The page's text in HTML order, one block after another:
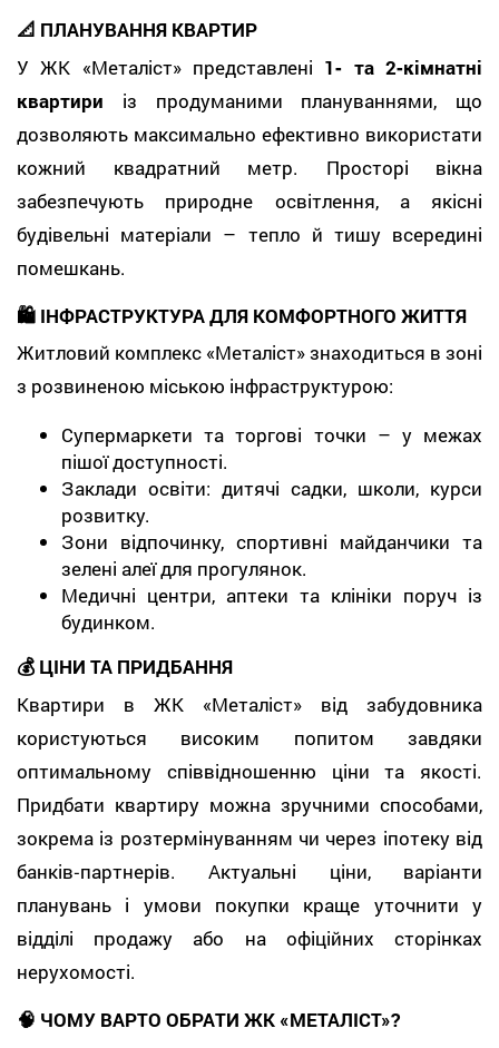
📐 ПЛАНУВАННЯ КВАРТИР
У ЖК «Металіст» представлені 1‑ та 2‑кімнатні
квартири із продуманими плануваннями, що
дозволяють максимально ефективно використати
кожний квадратний метр. Просторі вікна
забезпечують природне освітлення, а якісні
будівельні матеріали – тепло й тишу всередині
помешкань.
🛍️ ІНФРАСТРУКТУРА ДЛЯ КОМФОРТНОГО ЖИТТЯ
Житловий комплекс «Металіст» знаходиться в зоні
з розвиненою міською інфраструктурою:
Супермаркети та торгові точки – у межах
пішої доступності.
Заклади освіти: дитячі садки, школи, курси
розвитку.
Зони відпочинку, спортивні майданчики та
зелені алеї для прогулянок.
Медичні центри, аптеки та клініки поруч із
будинком.
💰 ЦІНИ ТА ПРИДБАННЯ
Квартири в ЖК «Металіст» від забудовника
користуються високим попитом завдяки
оптимальному співвідношенню ціни та якості.
Придбати квартиру можна зручними способами,
зокрема із розтермінуванням чи через іпотеку від
банків‑партнерів. Актуальні ціни, варіанти
планувань і умови покупки краще уточнити у
відділі продажу або на офіційних сторінках
нерухомості.
🧠 ЧОМУ ВАРТО ОБРАТИ ЖК «МЕТАЛІСТ»?